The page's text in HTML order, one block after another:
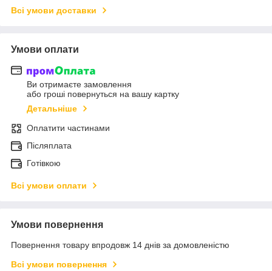
Всі умови доставки
Умови оплати
Ви отримаєте замовлення
або гроші повернуться на вашу картку
Детальніше
Оплатити частинами
Післяплата
Готівкою
Всі умови оплати
Умови повернення
Повернення товару впродовж 14 днів за домовленістю
Всі умови повернення